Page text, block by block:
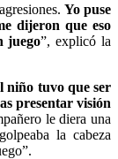
Yo puse
dijeron que eso
juego”, explicó la
niño tuvo que ser
presentar visión
le diera una
la cabeza